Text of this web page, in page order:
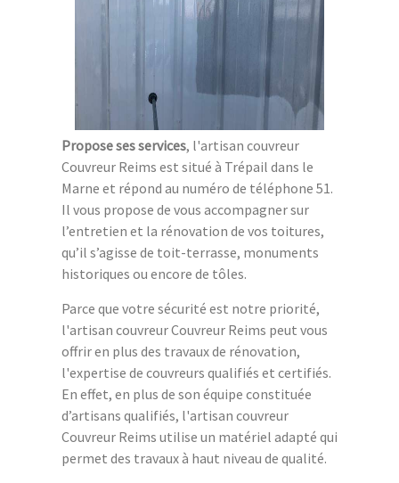
Propose ses services, l'artisan couvreur
Couvreur Reims est situé à Trépail dans le
Marne et répond au numéro de téléphone 51.
Il vous propose de vous accompagner sur
l’entretien et la rénovation de vos toitures,
qu’il s’agisse de toit-terrasse, monuments
historiques ou encore de tôles.
Parce que votre sécurité est notre priorité,
l'artisan couvreur Couvreur Reims peut vous
offrir en plus des travaux de rénovation,
l'expertise de couvreurs qualifiés et certifiés.
En effet, en plus de son équipe constituée
d’artisans qualifiés, l'artisan couvreur
Couvreur Reims utilise un matériel adapté qui
permet des travaux à haut niveau de qualité.